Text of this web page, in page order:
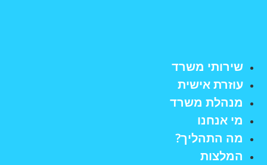
שירותי משרד
עוזרת אישית
מנהלת משרד
מי אנחנו
מה התהליך?
המלצות